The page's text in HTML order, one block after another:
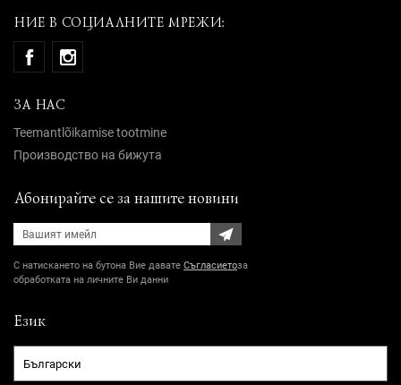
НИЕ В СОЦИАЛНИТЕ МРЕЖИ:
ЗА НАС
Teemantlõikamise tootmine
Производство на бижута
Абонирайте се за нашите новини
С натискането на бутона Вие давате Съгласиетоза
обработката на личните Ви данни
Език